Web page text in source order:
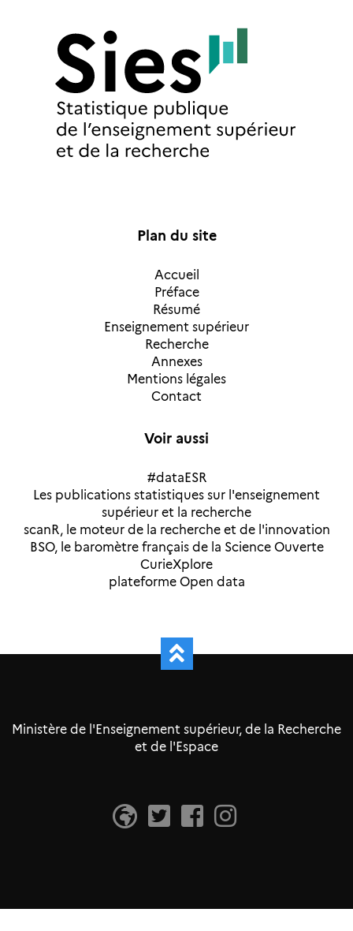
Plan du site
Accueil
Préface
Résumé
Enseignement supérieur
Recherche
Annexes
Mentions légales
Contact
Voir aussi
#dataESR
Les publications statistiques sur l'enseignement
supérieur et la recherche
scanR, le moteur de la recherche et de l'innovation
BSO, le baromètre français de la Science Ouverte
CurieXplore
plateforme Open data
Ministère de l'Enseignement supérieur, de la Recherche
et de l'Espace